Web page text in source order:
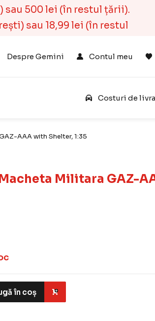
sau 500 lei (în restul țării).
sau 18,99 lei (în restul
Despre Gemini Contul meu
Costuri de
AAA with Shelter, 1:35
Militara GAZ-
în coș